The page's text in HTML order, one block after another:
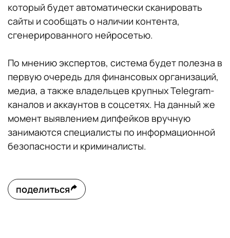
который будет автоматически сканировать
сайты и сообщать о наличии контента,
сгенерированного нейросетью.
По мнению экспертов, система будет полезна в
первую очередь для финансовых организаций,
медиа, а также владельцев крупных Telegram-
каналов и аккаунтов в соцсетях. На данный же
момент выявлением дипфейков вручную
занимаются специалисты по информационной
безопасности и криминалисты.
поделиться